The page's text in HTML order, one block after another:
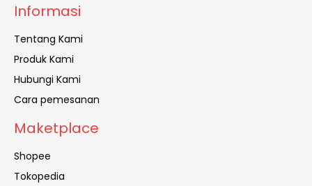
Informasi
Tentang Kami
Produk Kami
Hubungi Kami
Cara pemesanan
Maketplace
Shopee
Tokopedia